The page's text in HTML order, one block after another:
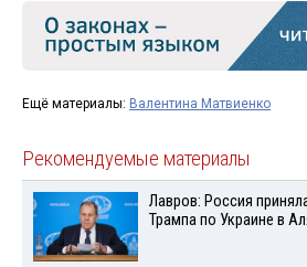
Ещё материалы: Валентина Матвиенко
Рекомендуемые материалы
Лавров: Россия
Трампа по Украине в